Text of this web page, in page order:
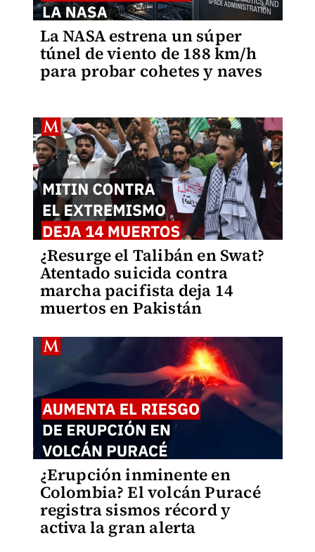
La NASA estrena un súper
túnel de viento de 188 km/h
para probar cohetes y naves
¿Resurge el Talibán en Swat?
Atentado suicida contra
marcha pacifista deja 14
muertos en Pakistán
¿Erupción inminente en
Colombia? El volcán Puracé
registra sismos récord y
activa la gran alerta